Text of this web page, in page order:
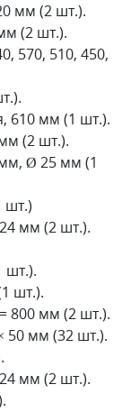
мм (2 шт.).
(2 шт.).
570, 510, 450,
610 мм (1 шт.).
(2 шт.).
Ø 25 мм (1
шт.)
мм (2 шт.).
шт.).
шт.).
800 мм (2 шт.).
50 мм (32 шт.).
мм (2 шт.).